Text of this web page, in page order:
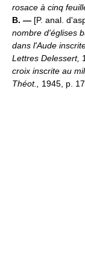
rosace à cinq
B. — [P. anal.
nombre d'églises
dans l'Aude
Lettres Delessert,
croix inscrite au
Théot., 1945, p.